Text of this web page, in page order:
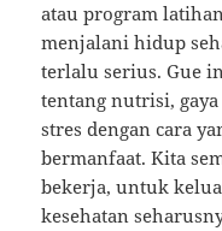
atau program
menjalani hidup
terlalu serius. Gue
tentang nutrisi,
stres dengan cara
bermanfaat. Kita
bekerja, untuk
kesehatan